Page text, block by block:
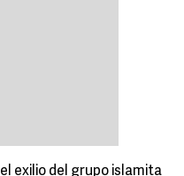
exilio del grupo islamita